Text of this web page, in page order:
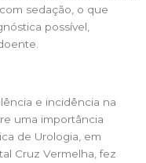
sedação, o que
possível,
e incidência na
uma importância
de Urologia, em
Cruz Vermelha, fez